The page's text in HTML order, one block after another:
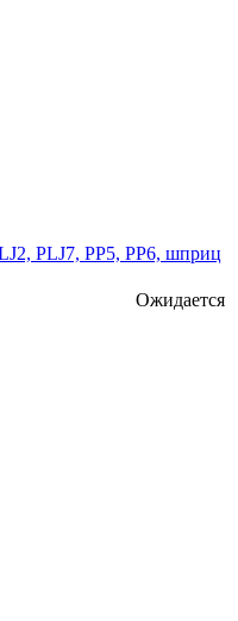
PLJ7, PP5, PP6, шприц
Ожидается